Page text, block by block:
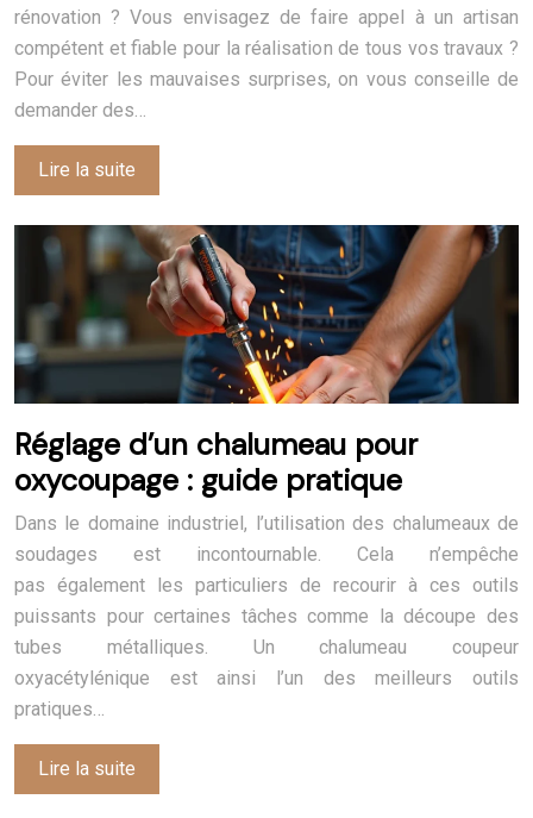
rénovation ? Vous envisagez de faire appel à un artisan
compétent et fiable pour la réalisation de tous vos travaux ?
Pour éviter les mauvaises surprises, on vous conseille de
demander des…
Lire la suite
Réglage d’un chalumeau pour
oxycoupage : guide pratique
Dans le domaine industriel, l’utilisation des chalumeaux de
soudages est incontournable. Cela n’empêche
pas également les particuliers de recourir à ces outils
puissants pour certaines tâches comme la découpe des
tubes métalliques. Un chalumeau coupeur
oxyacétylénique est ainsi l’un des meilleurs outils
pratiques…
Lire la suite